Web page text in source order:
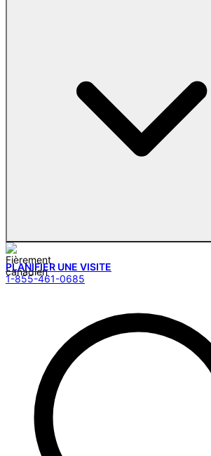
PLANIFIER UNE VISITE
1-855-461-0685